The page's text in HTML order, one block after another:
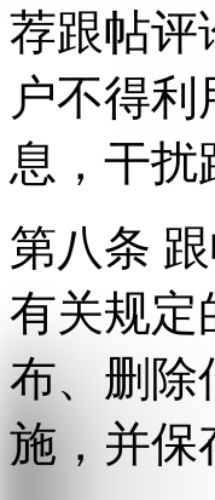
荐跟帖评
户不得
息，干扰
第八条
有关规定
布、删除
施，并保